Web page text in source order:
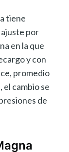
tiene
por
en la que
y con
promedio
el cambio se
de